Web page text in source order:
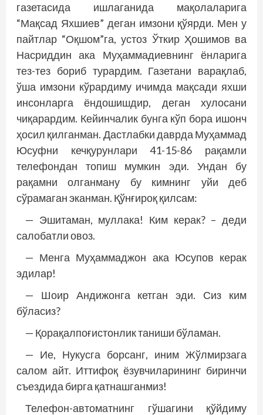
газетасида ишлаганида мақолаларига
“Мақсад Яхшиев” деган имзони қўярди. Мен у
пайтлар “Оқшом”га, устоз Ўткир Ҳошимов ва
Насриддин ака Муҳаммадиевнинг ёнларига
тез-тез бориб турардим. Газетани варақлаб,
ўша имзони кўрардиму ичимда мақсади яхши
инсонларга ёндошишдир, деган хулосани
чиқарардим. Кейинчалик бунга кўп бора ишонч
ҳосил қилганман. Дастлабки давр­­да Муҳаммад
Юсуфни кечқурунлари 41-15-86 рақамли
телефондан топиш мумкин эди. Ундан бу
рақамни олганману бу кимнинг уйи деб
сўрамаган эканман. Қўнғироқ қилсам:
— Эшитаман, муллака! Ким керак? – деди
салобатли овоз.
— Менга Муҳаммаджон ака Юсупов керак
эдилар!
— Шоир Андижонга кетган эди. Сиз ким
бўласиз?
— Қорақалпоғистонлик таниши бўламан.
— Ие, Нукусга борсанг, иним Жўлмирзага
салом айт. Иттифоқ ёзувчиларининг биринчи
съездида бирга қатнашганмиз!
Телефон-автоматнинг гўшагини қўйдиму